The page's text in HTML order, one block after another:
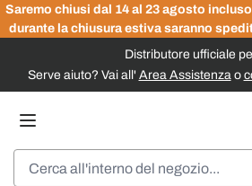
Saremo chiusi dal 14 al 23 agosto
durante la chiusura estiva saranno
Distributore ufficiale
Serve aiuto? Vai all' Area Assistenzao